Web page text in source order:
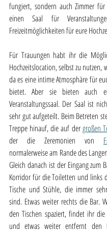
fungiert, sondern auch Zimmer für
einen Saal für
Freizeitmöglichkeiten für eure
Für Trauungen habt ihr die
Hochzeitslocation, selbst zu nutzen,
da es eine intime Atmosphäre für
bietet. Aber sie bieten auch
Veranstaltungssaal. Der Saal ist
sehr gut aufgeteilt. Beim Betreten
Treppe hinauf, die auf der großen
der die Zeremonien von
normalerweise am Rande des
Gleich danach ist der Eingang zum
Korridor für die Toiletten und links
Tische und Stühle, die immer
sind. Etwas weiter rechts die Bar.
den Tischen spaziert, findet ihr die
und etwas weiter entfernt den